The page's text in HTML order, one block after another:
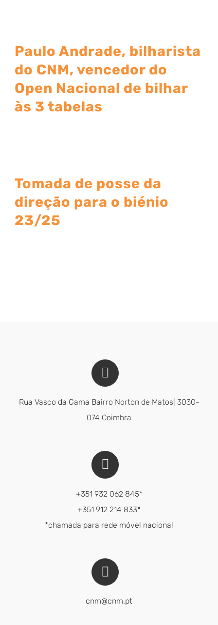
Paulo Andrade, bilharista
do CNM, vencedor do
Open Nacional de bilhar
às 3 tabelas
Tomada de posse da
direção para o biénio
23/25
Rua Vasco da Gama Bairro Norton de Matos| 3030-
074 Coimbra
+351 932 062 845*
+351 912 214 833*
*chamada para rede móvel nacional
cnm@cnm.pt